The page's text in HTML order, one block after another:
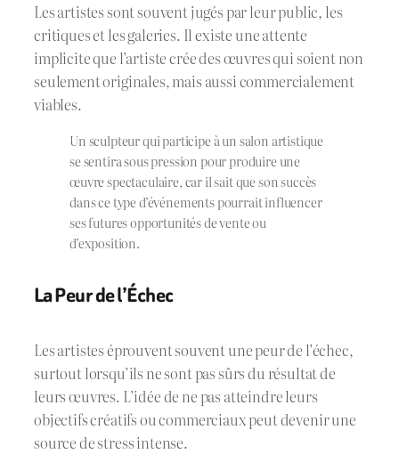
Les artistes sont souvent jugés par leur public, les
critiques et les galeries. Il existe une attente
implicite que l’artiste crée des œuvres qui soient non
seulement originales, mais aussi commercialement
viables.
Un sculpteur qui participe à un salon artistique
se sentira sous pression pour produire une
œuvre spectaculaire, car il sait que son succès
dans ce type d’événements pourrait influencer
ses futures opportunités de vente ou
d’exposition.
La Peur de l’Échec
Les artistes éprouvent souvent une peur de l’échec,
surtout lorsqu’ils ne sont pas sûrs du résultat de
leurs œuvres. L’idée de ne pas atteindre leurs
objectifs créatifs ou commerciaux peut devenir une
source de stress intense.